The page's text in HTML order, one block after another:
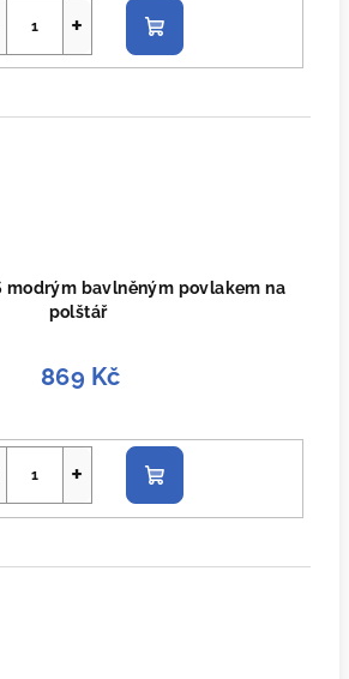
+
Do
košíku
modrým bavlněným povlakem na
polštář
869 Kč
+
Do
košíku